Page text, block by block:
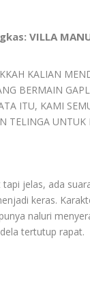
VILLA
KALIAN
BERMAIN
ITU, KAMI
TELINGA
jelas, ada
keras.
naluri
tertutup rapat.